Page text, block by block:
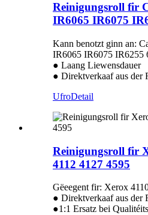
Reinigungsroll fir
IR6065 IR6075
Kann benotzt ginn an:
IR6065 IR6075 IR6255
● Laang Liewensdauer
● Direktverkaaf aus der
UfroDetail
Reinigungsroll fir
4112 4127 4595
Gëeegent fir: Xerox
● Direktverkaaf aus der
●1:1 Ersatz bei